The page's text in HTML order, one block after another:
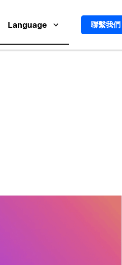
Language 聯繫我們